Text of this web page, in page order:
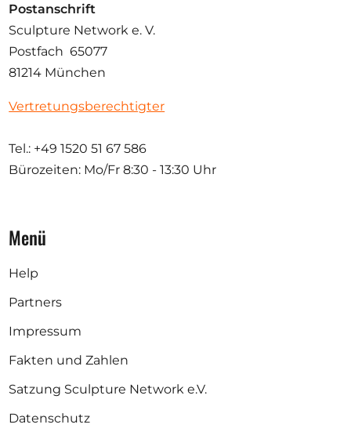
Postanschrift
Sculpture Network e. V.
Postfach 65077
81214 München
Vertretungsberechtigter
Tel.: +49 1520 51 67 586
Bürozeiten: Mo/Fr 8:30 - 13:30 Uhr
Menü
Help
Partners
Impressum
Fakten und Zahlen
Satzung Sculpture Network e.V.
Datenschutz